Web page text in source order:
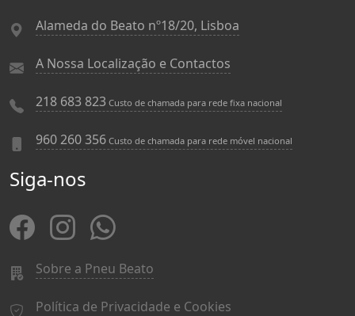
Alameda do Beato nº18/20, Lisboa
A Nossa Localização e Contactos
218 683 823 Custo de chamada para rede fixa nacional
960 260 356 Custo de chamada para rede móvel nacional
Siga-nos
Sobre a Pneu Beato
Política de Privacidade e Cookies